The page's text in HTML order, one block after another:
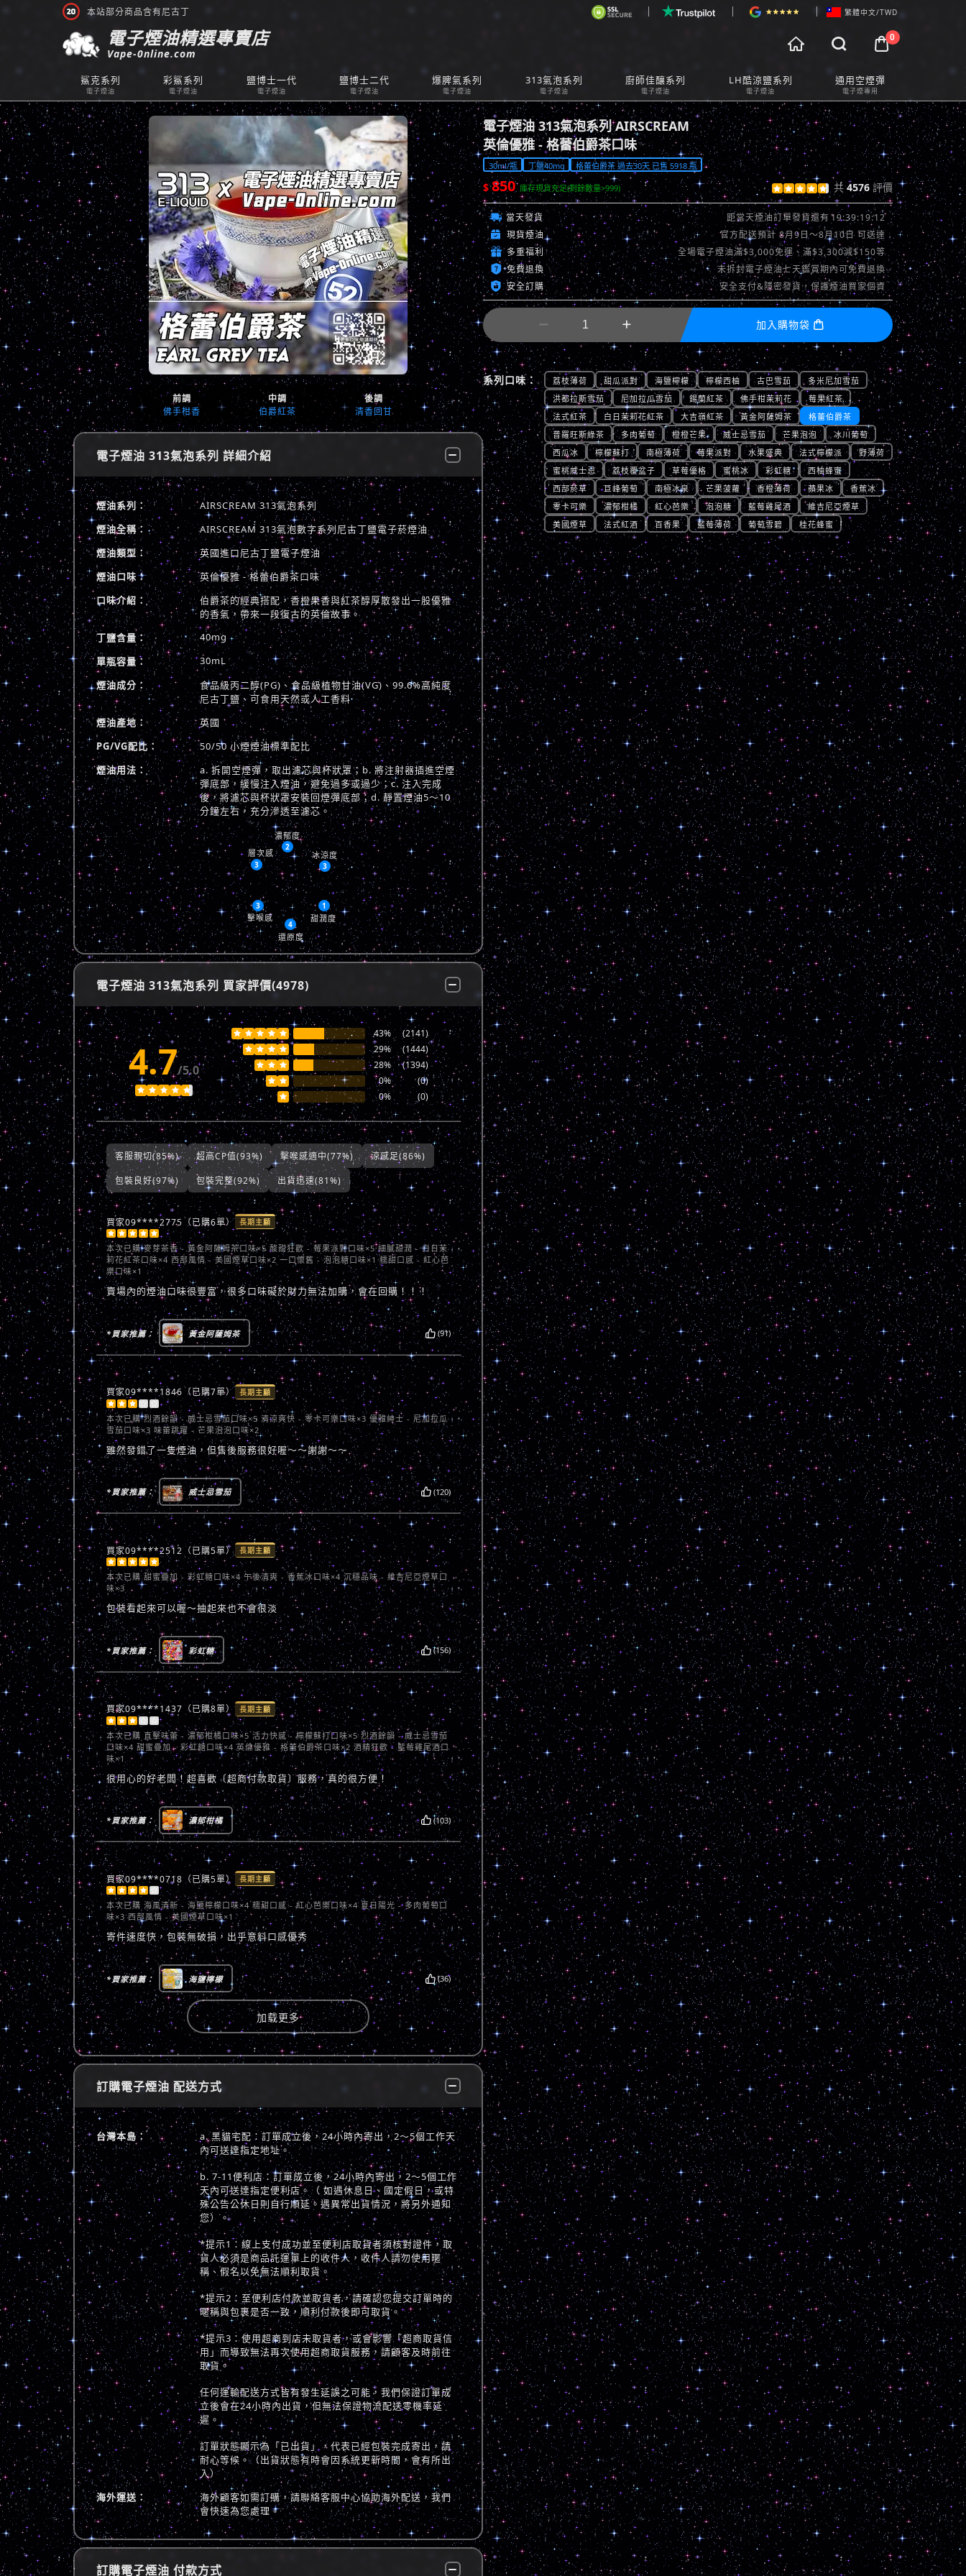
本站部分商品含有尼古丁 繁體中文/TWD
電子煙油精選專賣店
Vape-0nline.com
  0
購物車預覽
Cart Preview
鯊克系列
電子煙油
彩鯊系列
電子煙油
鹽博士一代
電子煙油
鹽博士二代
電子煙油
爆脾氣系列
電子煙油
313氣泡系列
電子煙油
廚師佳釀系列
電子煙油
LH酷涼鹽系列
電子煙油
通用空煙彈
電子煙專用
前調 中調
後調
佛手柑香
伯爵紅茶 清香回甘
電子煙油 313氣泡系列 詳細介紹
煙油系列：
AIRSCREAM 313氣泡系列
煙油全稱：
AIRSCREAM 313氣泡數字系列尼古丁鹽電子菸煙油
煙油類型：
英國進口尼古丁鹽電子煙油
煙油口味：
英倫優雅 - 格蕾伯爵茶口味
口味介紹：
伯爵茶的經典搭配，香橙果香與紅茶醇厚散發出一股優雅
的香氣，帶來一段復古的英倫故事。
丁鹽含量：
40mg
單瓶容量：
30mL
煙油成分：
食品級丙二醇(PG)、食品級植物甘油(VG)、99.6%高純度
尼古丁鹽、可食用天然或人工香料
煙油產地：
英國
PG/VG配比：
50/50 小煙煙油標準配比
煙油用法：
a. 拆開空煙彈，取出濾芯與杯狀罩；b. 將注射器插進空煙
彈底部，緩慢注入煙油，避免過多或過少；c. 注入完成
後，將濾芯與杯狀罩安裝回煙彈底部；d. 靜置煙油5～10
分鐘左右，充分滲透至濾芯。
2
3
1
4
3
3
濃郁度
冰涼度
甜潤度
還原度
擊喉感
層次感
電子煙油 313氣泡系列 買家評價(4978)
4.7/5.0
    
     43% (2141)
    29% (1444)
   28% (1394)
  0% (0)
 0% (0)
客服親切(85%) 超高CP值(93%) 擊喉感適中(77%)
涼感足(86%)
包裝良好(97%)
包裝完整(92%) 出貨迅速(81%)
買家09****2775（已購6單） 長期主顧
    
本次已購麥芽茶香 - 黃金阿薩姆茶口味×5 酸甜狂歡 - 莓果派對口味×5 細膩甜潤 - 白日茉
莉花紅茶口味×4 西部風情 - 美國煙草口味×2 一口懷舊 - 泡泡糖口味×1 糯甜口感 - 紅心芭
樂口味×1
賣場內的煙油口味很豐富，很多口味礙於財力無法加購，會在回購！！！
*買家推薦： 黃金阿薩姆茶 (91)
買家09****1846（已購7單） 長期主顧
    
本次已購烈酒餘韻 - 威士忌雪茄口味×5 清涼爽快 - 零卡可樂口味×3 優雅紳士 - 尼加拉瓜
雪茄口味×3 味蕾跳躍 - 芒果泡泡口味×2
雖然發錯了一隻煙油，但售後服務很好喔～～謝謝～～
*買家推薦： 威士忌雪茄 (120)
買家09****2512（已購5單） 長期主顧
    
本次已購甜蜜疊加 - 彩虹糖口味×4 午後清爽 - 香蕉冰口味×4 沉穩品味 - 維吉尼亞煙草口
味×3
包裝看起來可以喔～抽起來也不會很淡
*買家推薦： 彩虹糖 (156)
買家09****1437（已購8單） 長期主顧
    
本次已購 直擊味蕾 - 濃郁柑橘口味×5 活力快感 - 檸檬蘇打口味×5 烈酒餘韻 - 威士忌雪茄
口味×4 甜蜜疊加 - 彩虹糖口味×4 英倫優雅 - 格蕾伯爵茶口味×2 酒精狂歡 - 藍莓雞尾酒口
味×1
很用心的好老闆！超喜歡〔超商付款取貨〕服務，真的很方便！
*買家推薦： 濃郁柑橘 (103)
買家09****0718（已購5單） 長期主顧
    
本次已購 海風清新 - 海鹽檸檬口味×4 糯甜口感 - 紅心芭樂口味×4 夏日陽光 - 多肉葡萄口
味×3 西部風情 - 美國煙草口味×1
寄件速度快，包裝無破損，出乎意料口感優秀
*買家推薦： 海鹽檸檬 (36)
加载更多
訂購電子煙油 配送方式
台灣本島：
a. 黑貓宅配：訂單成立後，24小時內寄出，2～5個工作天
內可送達指定地址。
b. 7-11便利店：訂單成立後，24小時內寄出，2～5個工作
天內可送達指定便利店。（ 如遇休息日、國定假日，或特
殊公告公休日則自行順延。遇異常出貨情況，將另外通知
您）。
*提示1：線上支付成功並至便利店取貨者須核對證件，取
貨人必須是商品託運單上的收件人，收件人請勿使用暱
稱、假名以免無法順利取貨。
*提示2：至便利店付款並取貨者，請確認您提交訂單時的
暱稱與包裹是否一致，順利付款後即可取貨。
*提示3：使用超商到店未取貨者，或會影響「超商取貨信
用」而導致無法再次使用超商取貨服務，請顧客及時前往
取貨。
任何運輸配送方式皆有發生延誤之可能，我們保證訂單成
立後會在24小時內出貨，但無法保證物流配送零機率延
遲。
訂單狀態顯示為「已出貨」，代表已經包裝完成寄出，請
耐心等候。（出貨狀態有時會因系統更新時間，會有所出
入）
海外運送：
海外顧客如需訂購，請聯絡客服中心協助海外配送，我們
會快速為您處理。
訂購電子煙油 付款方式
電子煙油 313氣泡系列 AIRSCREAM
英倫優雅 - 格蕾伯爵茶口味
30ml/瓶 丁鹽40mg 格蕾伯爵茶 過去30天 已售 5918 瓶
$850 庫存現貨充足(剩餘數量>999)      共4576 評價
查看評價 >>
 當天發貨 距當天煙油訂單發貨還有19:39:16:96
 現貨煙油 官方配送預計 8月9日～8月10日 可送達
 多重福利 全場電子煙油滿$3,000免運、滿$3,300減$150等
 免費退換 未拆封電子煙油七天鑑賞期內可免費退換
 安全訂購 安全支付&隱密發貨，保護煙油買家個資
  加入購物袋 
系列口味： 荔枝薄荷 甜瓜派對 海鹽檸檬 檸檬西柚 古巴雪茄
多米尼加雪茄
洪都拉斯雪茄
尼加拉瓜雪茄 錫蘭紅茶 佛手柑茉莉花
莓果紅茶
法式紅茶
白日茉莉花紅茶 大吉嶺紅茶 黃金阿薩姆茶
格蕾伯爵茶
普羅旺斯綠茶
多肉葡萄 橙橙芒果 威士忌雪茄 芒果泡泡
冰川葡萄
西瓜冰
檸檬蘇打 南極薄荷 莓果派對 水果盛典 法式檸檬派
野薄荷
蜜桃威士忌
荔枝覆盆子 草莓優格 蜜桃冰 彩虹糖
西柚蜂蜜
西部菸草
巨峰葡萄 南極冰泉 芒果菠蘿 香橙薄荷 蘋果冰
香蕉冰
零卡可樂
濃郁柑橘 紅心芭樂 泡泡糖 藍莓雞尾酒
維吉尼亞煙草
美國煙草
法式紅酒 百香果 藍莓薄荷 葡萄雪碧 桂花蜂蜜